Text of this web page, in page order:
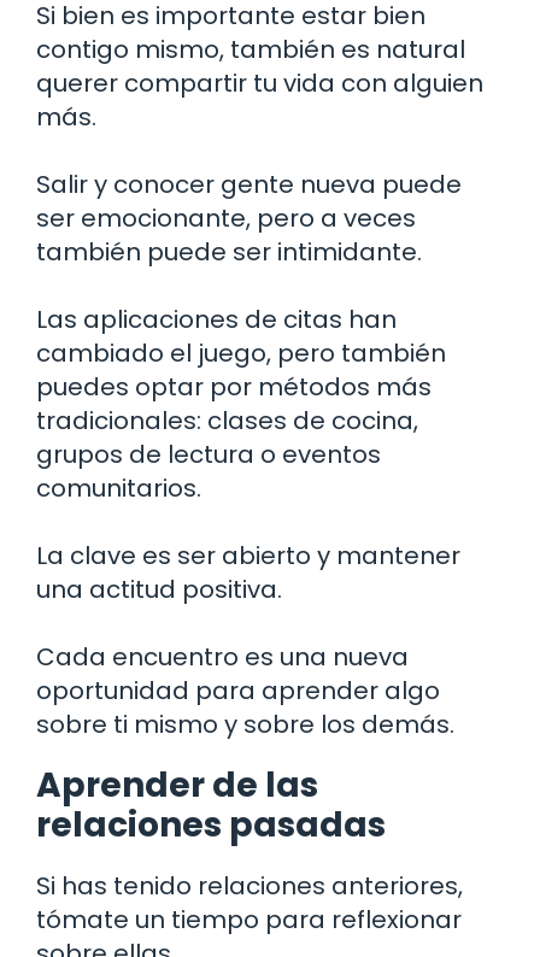
Si bien es importante estar bien
contigo mismo, también es natural
querer compartir tu vida con alguien
más.
Salir y conocer gente nueva puede
ser emocionante, pero a veces
también puede ser intimidante.
Las aplicaciones de citas han
cambiado el juego, pero también
puedes optar por métodos más
tradicionales: clases de cocina,
grupos de lectura o eventos
comunitarios.
La clave es ser abierto y mantener
una actitud positiva.
Cada encuentro es una nueva
oportunidad para aprender algo
sobre ti mismo y sobre los demás.
Aprender de las
relaciones pasadas
Si has tenido relaciones anteriores,
tómate un tiempo para reflexionar